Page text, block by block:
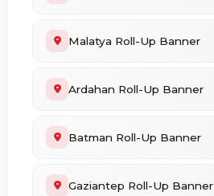
Malatya Roll-Up Banner
Ardahan Roll-Up Banner
Batman Roll-Up Banner
Gaziantep Roll-Up Banner